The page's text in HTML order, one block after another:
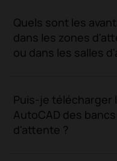
Quels sont les
dans les zones
ou dans les salles
Puis-je télécharger
AutoCAD des
d'attente ?